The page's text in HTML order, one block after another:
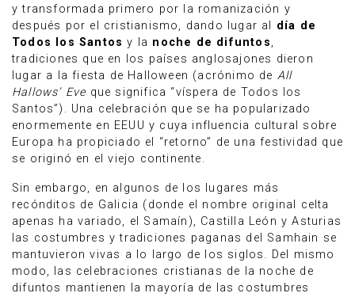
Anúnciate
y transformada primero por la romanización y
después por el cristianismo, dando lugar al día de
Todos los Santos y la noche de difuntos,
tradiciones que en los países anglosajones dieron
lugar a la fiesta de Halloween (acrónimo de All
Hallows’ Eve que significa “víspera de Todos los
Santos”). Una celebración que se ha popularizado
enormemente en EEUU y cuya influencia cultural sobre
Europa ha propiciado el “retorno” de una festividad que
se originó en el viejo continente.
Sin embargo, en algunos de los lugares más
recónditos de Galicia (donde el nombre original celta
apenas ha variado, el Samaín), Castilla León y Asturias
las costumbres y tradiciones paganas del Samhain se
mantuvieron vivas a lo largo de los siglos. Del mismo
modo, las celebraciones cristianas de la noche de
difuntos mantienen la mayoría de las costumbres